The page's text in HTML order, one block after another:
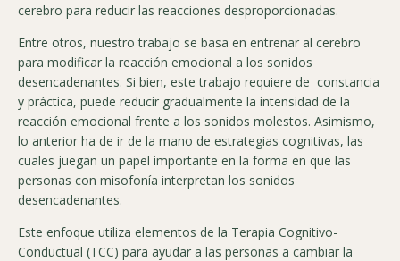
cerebro para reducir las reacciones desproporcionadas.
Entre otros, nuestro trabajo se basa en entrenar al cerebro
para modificar la reacción emocional a los sonidos
desencadenantes. Si bien, este trabajo requiere de constancia
y práctica, puede reducir gradualmente la intensidad de la
reacción emocional frente a los sonidos molestos. Asimismo,
lo anterior ha de ir de la mano de estrategias cognitivas, las
cuales juegan un papel importante en la forma en que las
personas con misofonía interpretan los sonidos
desencadenantes.
Este enfoque utiliza elementos de la Terapia Cognitivo-
Conductual (TCC) para ayudar a las personas a cambiar la